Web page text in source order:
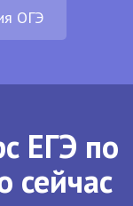
ОГЭ
ЕГЭ по
сейчас